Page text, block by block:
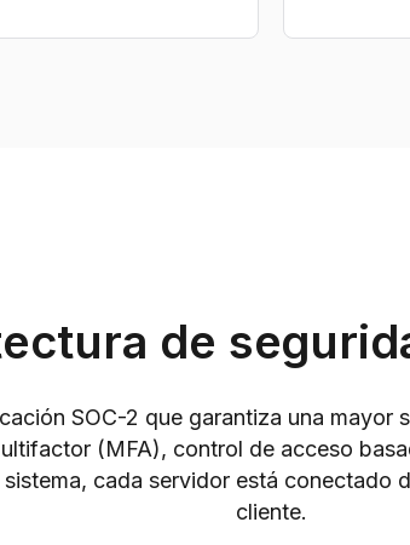
de
SOC-2 que garantiza una mayor
(MFA), control de acceso
cada servidor está conectado
cliente.